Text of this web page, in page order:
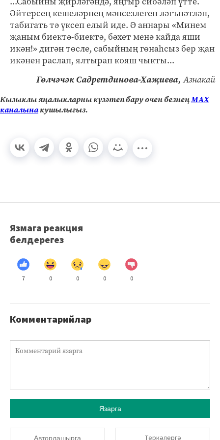
Әйтерсең кешеләрнең мәнсезлеген ләгънәтләп,
табигать тә үксеп елый иде. Ә аннары «Минем
җаным биектә-биектә, бәхет менә кайда яши
икән!» дигән төсле, сабыйның гөнаһсыз бер җан
икәнен раслап, ялтырап кояш чыкты...
Гөлчәчәк Садретдинова-Хаҗиева, Азнакай
Кызыклы яңалыкларны күзәтеп бару өчен безнеңМАХ
каналынакушылыгыз.
Язмага реакция
белдерегез
7 0 0 0 0
Комментарийлар
Язарга
Авторлашырга Теркәлергә